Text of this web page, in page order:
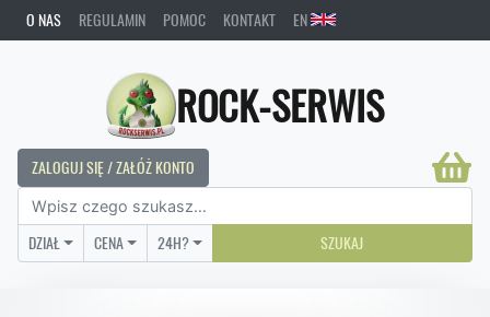
O NAS REGULAMIN POMOC KONTAKT EN
ROCK-SERWIS
ZALOGUJ SIĘ / ZAŁÓŻ KONTO
DZIAŁ CENA 24H? SZUKAJ